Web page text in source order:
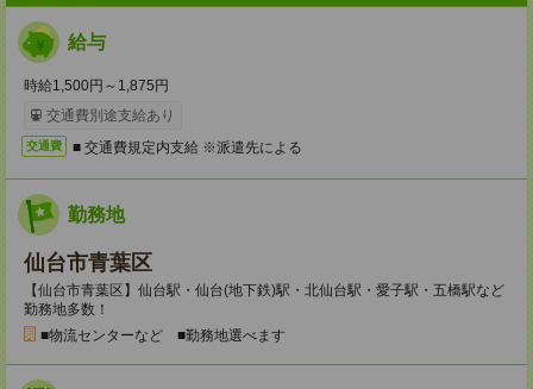
給与
時給1,500円～1,875円
交通費別途支給あり
交通費 ■ 交通費規定内支給 ※派遣先による
勤務地
仙台市青葉区
【仙台市青葉区】仙台駅・仙台(地下鉄)駅・北仙台駅・愛子駅・五橋駅など
勤務地多数！
■物流センターなど ■勤務地選べます